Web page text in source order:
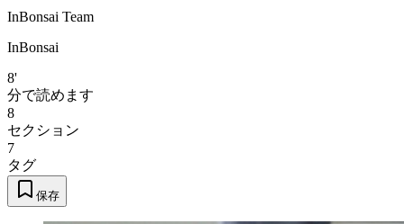
InBonsai Team
InBonsai
8'
分で読めます
8
セクション
7
タグ
保存